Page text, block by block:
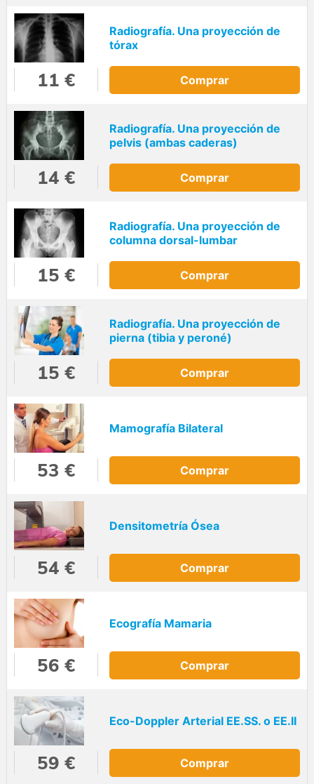
Radiografía. Una proyección de
tórax
11 € Comprar
Radiografía. Una proyección de
pelvis (ambas caderas)
14 € Comprar
Radiografía. Una proyección de
columna dorsal-lumbar
15 € Comprar
Radiografía. Una proyección de
pierna (tibia y peroné)
15 € Comprar
Mamografía Bilateral
53 € Comprar
Densitometría Ósea
54 € Comprar
Ecografía Mamaria
56 € Comprar
Eco-Doppler Arterial EE.SS. o EE.II
59 € Comprar